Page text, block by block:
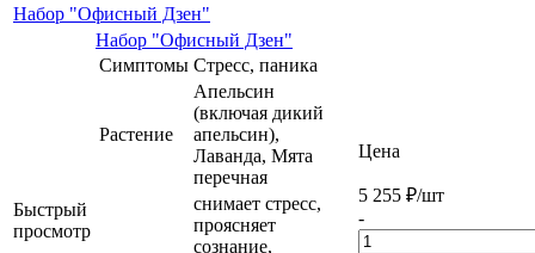
Набор "Офисный Дзен"
Быстрый
просмотр
Набор "Офисный Дзен"
Симптомы Стресс, паника
Растение
Апельсин
(включая дикий
апельсин),
Лаванда, Мята
перечная
снимает стресс,
проясняет
сознание,
Цена
5 255 ₽/шт
-